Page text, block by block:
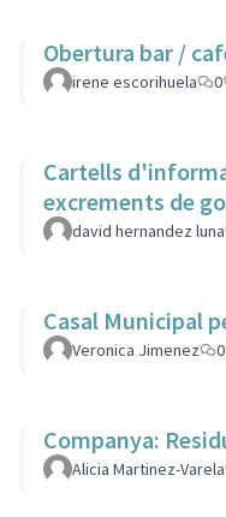
Obertura bar /
irene escorihuela 0
Cartells
excrements de
david hernandez luna
Casal Municipal
Veronica Jimenez 0
Companya:
Alicia Martinez-Varela